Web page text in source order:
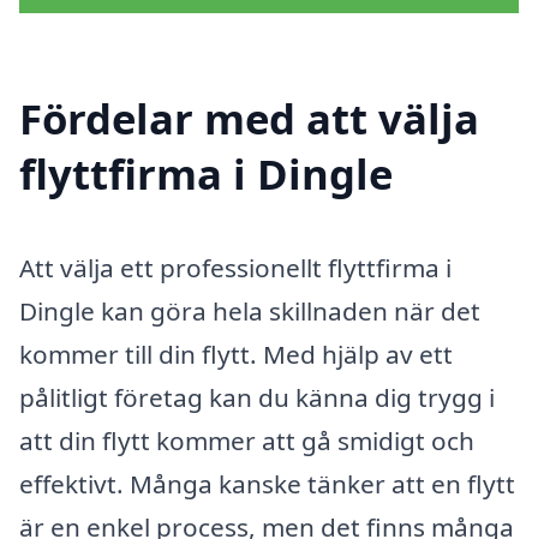
Fördelar med att välja
flyttfirma i Dingle
Att välja ett professionellt flyttfirma i
Dingle kan göra hela skillnaden när det
kommer till din flytt. Med hjälp av ett
pålitligt företag kan du känna dig trygg i
att din flytt kommer att gå smidigt och
effektivt. Många kanske tänker att en flytt
är en enkel process, men det finns många